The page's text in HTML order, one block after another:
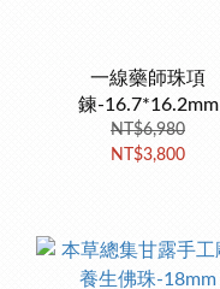
一線藥師珠項
鍊-16.7*16.2mm
NT$6,980
NT$3,800